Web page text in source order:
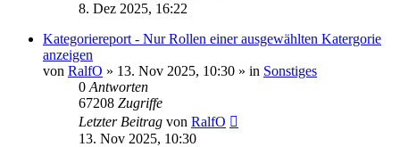
8. Dez 2025, 16:22
Kategoriereport - Nur Rollen einer ausgewählten Katergorie
anzeigen
von RalfO » 13. Nov 2025, 10:30 » in Sonstiges
0 Antworten
67208 Zugriffe
Letzter Beitrag von RalfO
13. Nov 2025, 10:30